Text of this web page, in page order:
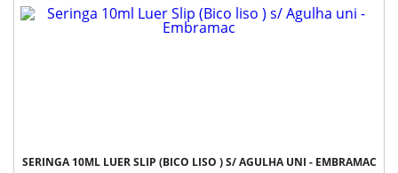
SERINGA 10ML LUER SLIP (BICO LISO ) S/ AGULHA UNI - EMBRAMAC